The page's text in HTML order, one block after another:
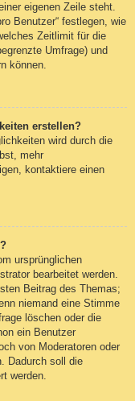
eigenen Zeile steht.
Benutzer“ festlegen, wie
Zeitlimit für die
Umfrage) und
können.
erstellen?
wird durch die
mehr
kontaktiere einen
ursprünglichen
bearbeitet werden.
Beitrag des Themas;
niemand eine Stimme
löschen oder die
ein Benutzer
von Moderatoren oder
Dadurch soll die
werden.